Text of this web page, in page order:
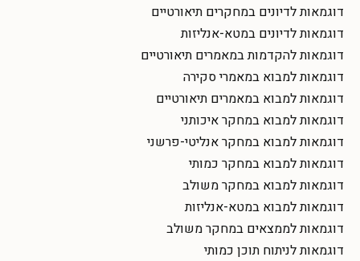
דוגמאות לדיונים במחקרים תיאורטיים
דוגמאות לדיונים במטא-אנליזות
דוגמאות להקדמות במאמרים תיאורטיים
דוגמאות למבוא במאמרי סקירה
דוגמאות למבוא במאמרים תיאורטיים
דוגמאות למבוא במחקר איכותני
דוגמאות למבוא במחקר אנליטי-פרשני
דוגמאות למבוא במחקר כמותי
דוגמאות למבוא במחקר משולב
דוגמאות למבוא במטא-אנליזות
דוגמאות לממצאים במחקר משולב
דוגמאות לניתוח תוכן כמותי